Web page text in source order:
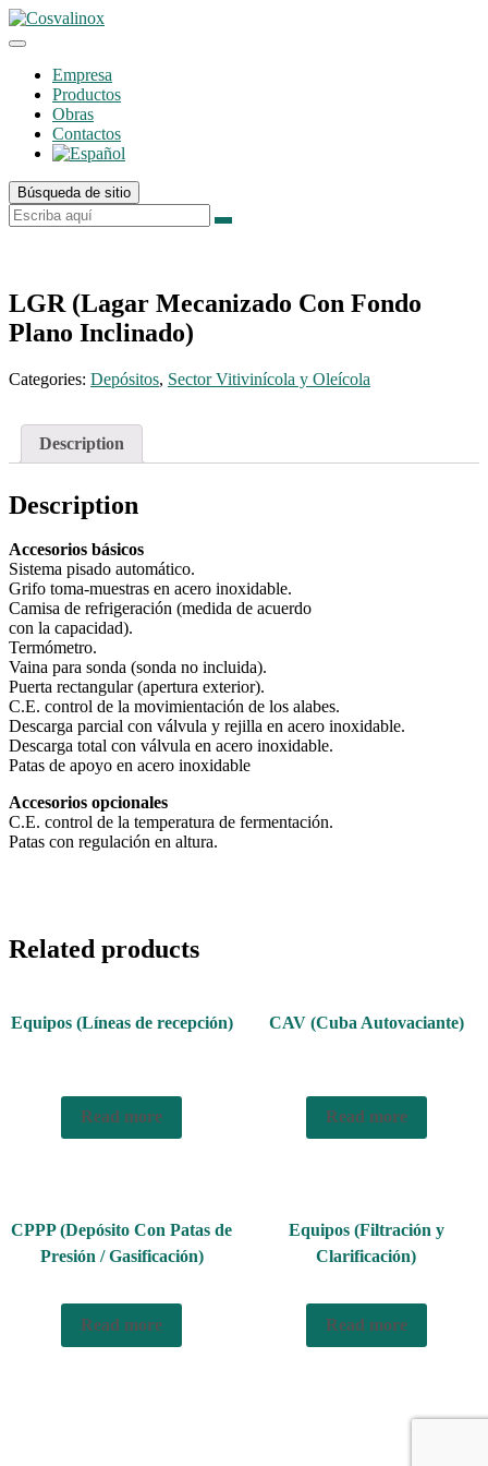
Empresa
Productos
Obras
Contactos
Búsqueda de sitio
LGR (Lagar Mecanizado Con Fondo
Plano Inclinado)
Categories: Depósitos, Sector Vitivinícola y Oleícola
Description
Description
Accesorios básicos
Sistema pisado automático.
Grifo toma-muestras en acero inoxidable.
Camisa de refrigeración (medida de acuerdo
con la capacidad).
Termómetro.
Vaina para sonda (sonda no incluida).
Puerta rectangular (apertura exterior).
C.E. control de la movimientación de los alabes.
Descarga parcial con válvula y rejilla en acero inoxidable.
Descarga total con válvula en acero inoxidable.
Patas de apoyo en acero inoxidable
Accesorios opcionales
C.E. control de la temperatura de fermentación.
Patas con regulación en altura.
Related products
Equipos (Líneas de recepción)
Read more
CAV (Cuba Autovaciante)
Read more
CPPP (Depósito Con Patas de
Presión / Gasificación)
Read more
Equipos (Filtración y
Clarificación)
Read more